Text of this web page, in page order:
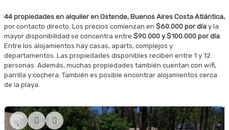
44 propiedades en alquiler en Ostende, Buenos Aires Costa Atlántica,
por contacto directo. Los precios comienzan en $60.000 por día y la
mayor disponibilidad se concentra entre $90.000 y $100.000 por día.
Entre los alojamientos hay casas, aparts, complejos y
departamentos. Las propiedades disponibles reciben entre 1 y 12
personas. Además, muchas propiedades también cuentan con wifi,
parrilla y cochera. También es posible encontrar alojamientos cerca
de la playa.